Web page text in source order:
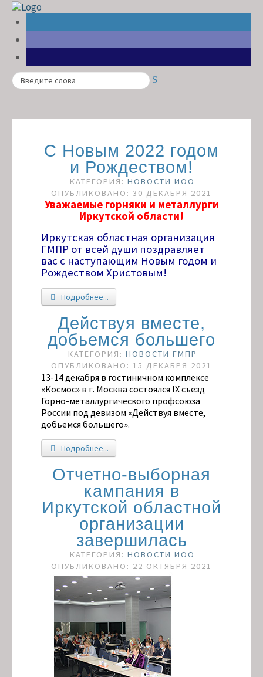
Search
С Новым 2022 годом
и Рождеством!
КАТЕГОРИЯ: НОВОСТИ ИОО
ОПУБЛИКОВАНО: 30 ДЕКАБРЯ 2021
Уважаемые горняки и металлурги
Иркутской области!
Иркутская областная организация
ГМПР от всей души поздравляет
вас с наступающим Новым годом и
Рождеством Христовым!
Подробнее...
Действуя вместе,
добьемся большего
КАТЕГОРИЯ: НОВОСТИ ГМПР
ОПУБЛИКОВАНО: 15 ДЕКАБРЯ 2021
13-14 декабря в гостиничном комплексе
«Космос» в г. Москва состоялся IX съезд
Горно-металлургического профсоюза
России под девизом «Действуя вместе,
добьемся большего».
Подробнее...
Отчетно-выборная
кампания в
Иркутской областной
организации
завершилась
КАТЕГОРИЯ: НОВОСТИ ИОО
ОПУБЛИКОВАНО: 22 ОКТЯБРЯ 2021